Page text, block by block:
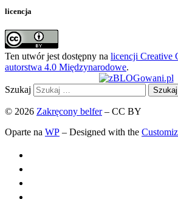
licencja
Ten utwór jest dostępny na licencji Creative
autorstwa 4.0 Międzynarodowe.
Szukaj
© 2026 Zakręcony belfer– CC BY
Oparte na WP – Designed with the